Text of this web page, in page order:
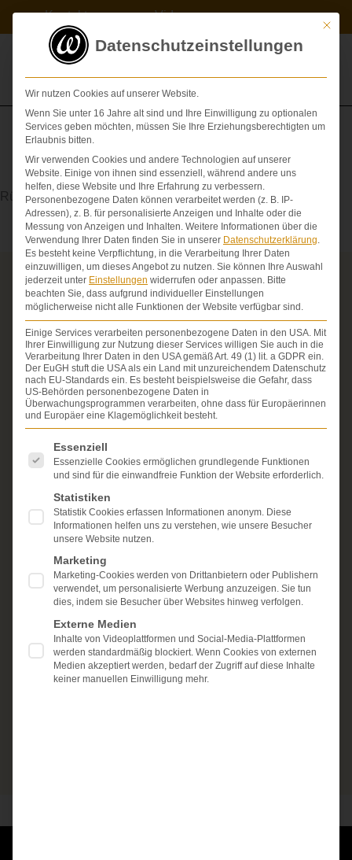
springen
Kontakt Videos
Rezidiv
Rückfall; Wiederkehr einer Erkrankung
Über die Schmerzensgeld-Spezialisten
Seit über 25 Jahren vertreten wir als Fachanwälte
ausschließlich Geschädigte bei schweren
Personenschäden. Wir verfügen über ausgewiesene
Erfahrung im Arzthaftungsrecht, bei Unfallfolgen und
bei der Durchsetzung von Schmerzensgeld- und
Schadensersatzansprüchen.Ihr Recht steht für uns
im Mittelpunkt.
Mehr erfahren:
Unsere Kanzlei
Kostenlose Erstberatung
Mit
Datenschutzeinstellungen
Wir nutzen Cookies auf unserer Website.
Wenn Sie unter 16 Jahre alt sind und Ihre Einwilligung zu optionalen
Services geben möchten, müssen Sie Ihre Erziehungsberechtigten um
Erlaubnis bitten.
Wir verwenden Cookies und andere Technologien auf unserer
Website. Einige von ihnen sind essenziell, während andere uns
helfen, diese Website und Ihre Erfahrung zu verbessern.
Personenbezogene Daten können verarbeitet werden (z. B. IP-
Adressen), z. B. für personalisierte Anzeigen und Inhalte oder die
Messung von Anzeigen und Inhalten. Weitere Informationen über die
Verwendung Ihrer Daten finden Sie in unserer Datenschutzerklärung.
Es besteht keine Verpflichtung, in die Verarbeitung Ihrer Daten
einzuwilligen, um dieses Angebot zu nutzen. Sie können Ihre Auswahl
jederzeit unter Einstellungen widerrufen oder anpassen. Bitte
beachten Sie, dass aufgrund individueller Einstellungen
möglicherweise nicht alle Funktionen der Website verfügbar sind.
Einige Services verarbeiten personenbezogene Daten in den USA. Mit
Ihrer Einwilligung zur Nutzung dieser Services willigen Sie auch in die
Verarbeitung Ihrer Daten in den USA gemäß Art. 49 (1) lit. a GDPR ein.
Der EuGH stuft die USA als ein Land mit unzureichendem Datenschutz
nach EU-Standards ein. Es besteht beispielsweise die Gefahr, dass
US-Behörden personenbezogene Daten in
Überwachungsprogrammen verarbeiten, ohne dass für Europäerinnen
und Europäer eine Klagemöglichkeit besteht.
Es folgt eine Liste der Service-Gruppen, für die eine
Essenziell
Essenzielle Cookies ermöglichen grundlegende Funktionen
und sind für die einwandfreie Funktion der Website erforderlich.
Statistiken
Statistik Cookies erfassen Informationen anonym. Diese
Informationen helfen uns zu verstehen, wie unsere Besucher
unsere Website nutzen.
Marketing
Marketing-Cookies werden von Drittanbietern oder Publishern
verwendet, um personalisierte Werbung anzuzeigen. Sie tun
dies, indem sie Besucher über Websites hinweg verfolgen.
Externe Medien
Inhalte von Videoplattformen und Social-Media-Plattformen
werden standardmäßig blockiert. Wenn Cookies von externen
Medien akzeptiert werden, bedarf der Zugriff auf diese Inhalte
keiner manuellen Einwilligung mehr.